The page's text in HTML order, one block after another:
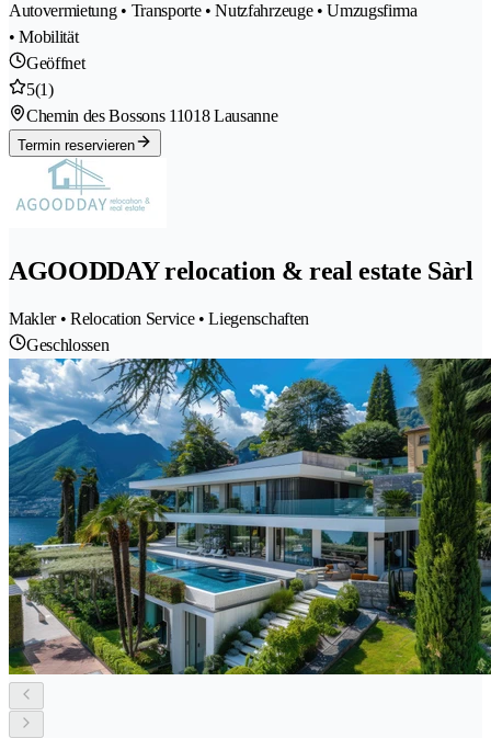
Autovermietung • Transporte • Nutzfahrzeuge • Umzugsfirma
• Mobilität
Geöffnet
5(1)
Chemin des Bossons 11018 Lausanne
Termin reservieren
AGOODDAY relocation & real estate Sàrl
Makler • Relocation Service • Liegenschaften
Geschlossen